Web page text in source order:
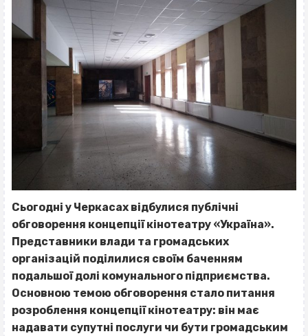
Сьогодні у Черкасах відбулися публічні
обговорення концепції кінотеатру «Україна».
Представники влади та громадських
організацій поділилися своїм баченням
подальшої долі комунального підприємства.
Основною темою обговорення стало питання
розроблення концепції кінотеатру: він має
надавати супутні послуги чи бути громадським